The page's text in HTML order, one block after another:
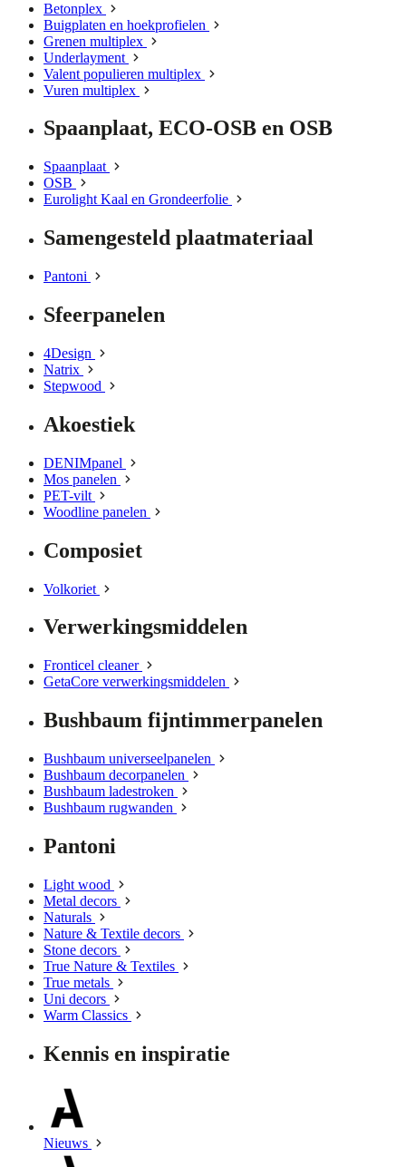
Betonplex
Buigplaten en hoekprofielen
Grenen multiplex
Underlayment
Valent populieren multiplex
Vuren multiplex
Spaanplaat, ECO-OSB en OSB
Spaanplaat
OSB
Eurolight Kaal en Grondeerfolie
Samengesteld plaatmateriaal
Pantoni
Sfeerpanelen
4Design
Natrix
Stepwood
Akoestiek
DENIMpanel
Mos panelen
PET-vilt
Woodline panelen
Composiet
Volkoriet
Verwerkingsmiddelen
Fronticel cleaner
GetaCore verwerkingsmiddelen
Bushbaum fijntimmerpanelen
Bushbaum universeelpanelen
Bushbaum decorpanelen
Bushbaum ladestroken
Bushbaum rugwanden
Pantoni
Light wood
Metal decors
Naturals
Nature & Textile decors
Stone decors
True Nature & Textiles
True metals
Uni decors
Warm Classics
Kennis en inspiratie
Nieuws